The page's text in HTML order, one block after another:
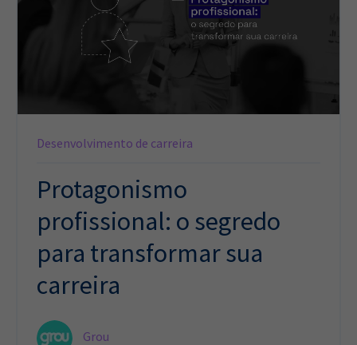
Desenvolvimento de carreira
Protagonismo
profissional: o segredo
para transformar sua
carreira
Grou